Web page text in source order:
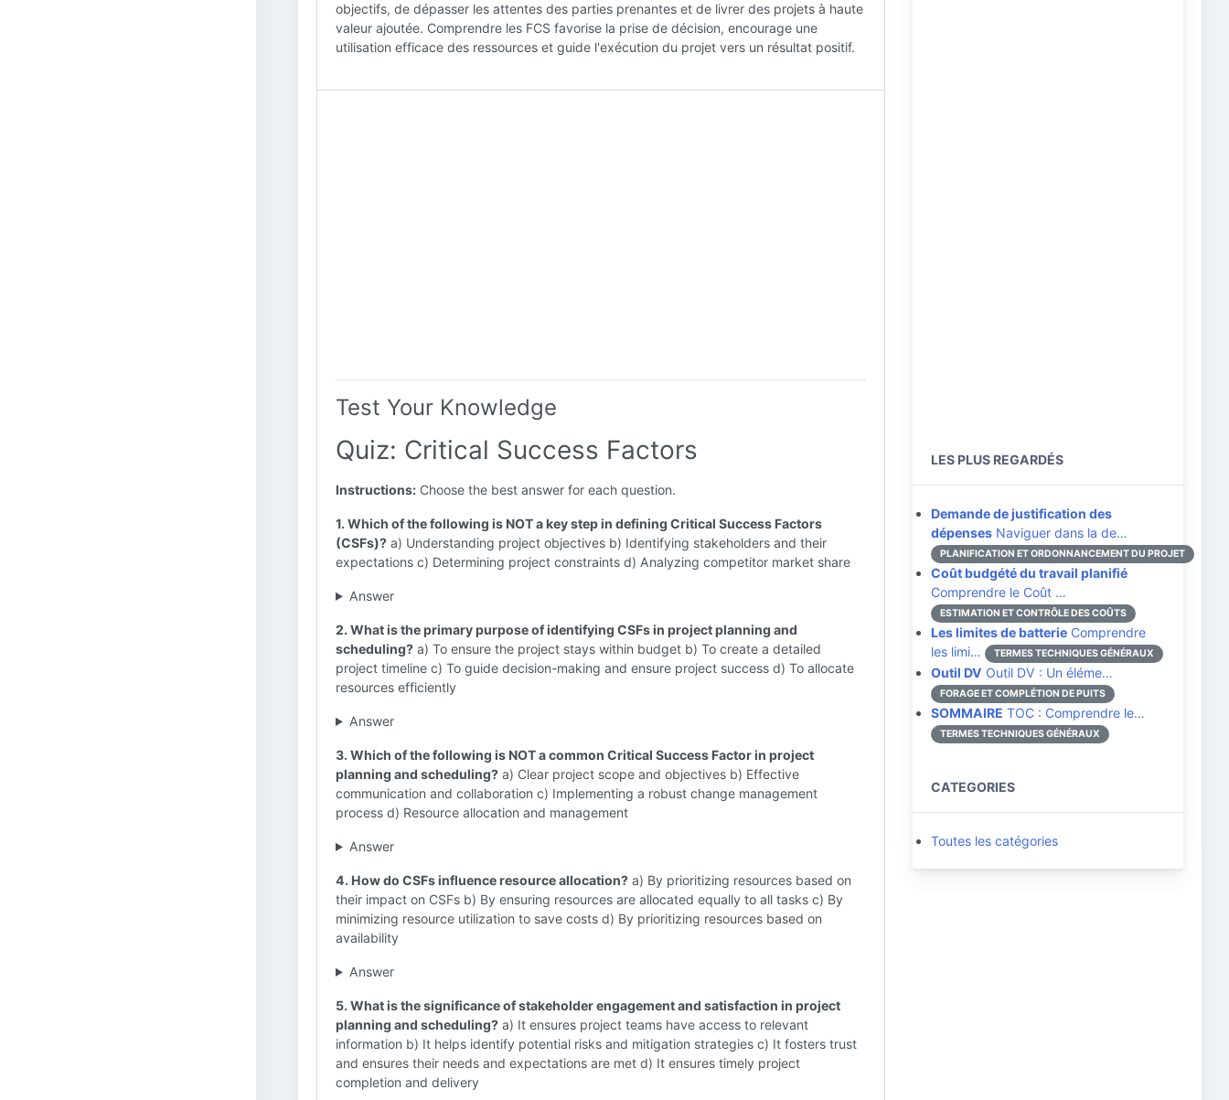
objectifs, de dépasser les attentes des parties prenantes et de livrer des projets à haute
valeur ajoutée. Comprendre les FCS favorise la prise de décision, encourage une
utilisation efficace des ressources et guide l'exécution du projet vers un résultat positif.
Test Your Knowledge
Quiz: Critical Success Factors
Instructions: Choose the best answer for each question.
1. Which of the following is NOT a key step in defining Critical Success Factors
(CSFs)? a) Understanding project objectives b) Identifying stakeholders and their
expectations c) Determining project constraints d) Analyzing competitor market share
Answer
2. What is the primary purpose of identifying CSFs in project planning and
scheduling? a) To ensure the project stays within budget b) To create a detailed
project timeline c) To guide decision-making and ensure project success d) To allocate
resources efficiently
Answer
3. Which of the following is NOT a common Critical Success Factor in project
planning and scheduling? a) Clear project scope and objectives b) Effective
communication and collaboration c) Implementing a robust change management
process d) Resource allocation and management
Answer
4. How do CSFs influence resource allocation? a) By prioritizing resources based on
their impact on CSFs b) By ensuring resources are allocated equally to all tasks c) By
minimizing resource utilization to save costs d) By prioritizing resources based on
availability
Answer
5. What is the significance of stakeholder engagement and satisfaction in project
planning and scheduling? a) It ensures project teams have access to relevant
information b) It helps identify potential risks and mitigation strategies c) It fosters trust
and ensures their needs and expectations are met d) It ensures timely project
completion and delivery
LES PLUS REGARDÉS
Demande de justification des
dépenses Naviguer dans la de…
PLANIFICATION ET ORDONNANCEMENT DU PROJET
Coût budgété du travail planifié
Comprendre le Coût …
ESTIMATION ET CONTRÔLE DES COÛTS
Les limites de batterie Comprendre
les limi…
TERMES TECHNIQUES GÉNÉRAUX
Outil DV Outil DV : Un éléme…
FORAGE ET COMPLÉTION DE PUITS
SOMMAIRE TOC : Comprendre le…
TERMES TECHNIQUES GÉNÉRAUX
CATEGORIES
Toutes les catégories